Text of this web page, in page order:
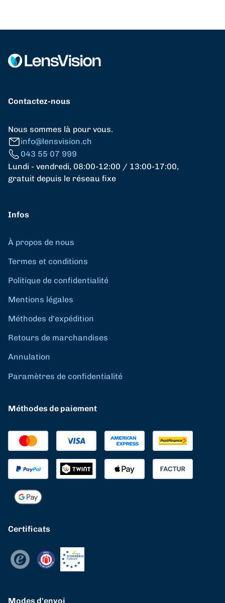
Contactez-nous
Nous sommes là pour vous.
info@lensvision.ch
043 55 07 999
Lundi - vendredi, 08:00-12:00 / 13:00-17:00,
gratuit depuis le réseau fixe
Infos
À propos de nous
Termes et conditions
Politique de confidentialité
Mentions légales
Méthodes d'expédition
Retours de marchandises
Annulation
Paramètres de confidentialité
Méthodes de paiement
Certificats
Modes d'envoi